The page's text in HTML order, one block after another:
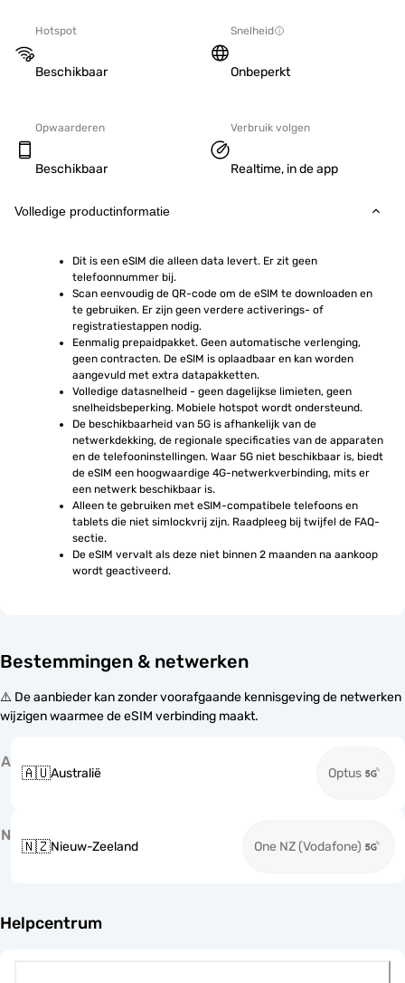
Hotspot
Beschikbaar
Snelheid
Onbeperkt
Opwaarderen
Beschikbaar
Verbruik volgen
Realtime, in de app
Volledige productinformatie
Dit is een eSIM die alleen data levert. Er zit geen
telefoonnummer bij.
Scan eenvoudig de QR-code om de eSIM te downloaden en
te gebruiken. Er zijn geen verdere activerings- of
registratiestappen nodig.
Eenmalig prepaidpakket. Geen automatische verlenging,
geen contracten. De eSIM is oplaadbaar en kan worden
aangevuld met extra datapakketten.
Volledige datasnelheid - geen dagelijkse limieten, geen
snelheidsbeperking. Mobiele hotspot wordt ondersteund.
De beschikbaarheid van 5G is afhankelijk van de
netwerkdekking, de regionale specificaties van de apparaten
en de telefooninstellingen. Waar 5G niet beschikbaar is, biedt
de eSIM een hoogwaardige 4G-netwerkverbinding, mits er
een netwerk beschikbaar is.
Alleen te gebruiken met eSIM-compatibele telefoons en
tablets die niet simlockvrij zijn. Raadpleeg bij twijfel de FAQ-
sectie.
De eSIM vervalt als deze niet binnen 2 maanden na aankoop
wordt geactiveerd.
Bestemmingen & netwerken
⚠️ De aanbieder kan zonder voorafgaande kennisgeving de netwerken
wijzigen waarmee de eSIM verbinding maakt.
A
🇦🇺Australië Optus
N
🇳🇿Nieuw-Zeeland One NZ (Vodafone)
Helpcentrum